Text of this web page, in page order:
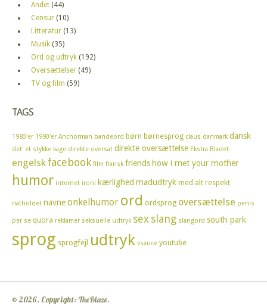
Andet (44)
Censur (10)
Litteratur (13)
Musik (35)
Ord og udtryk (192)
Oversættelser (49)
TV og film (59)
TAGS
1980'er 1990'er Anchorman bandeord børn børnesprog claus danmark dansk
det' et stykke kage direkte oversat direkte oversættelse Ekstra Bladet
engelskfacebook film fransk friends how i met your mother
humor internet ironi kærlighed madudtryk med alt respekt
natholdet navneonkelhumor ord ordsprog oversættelse penis
per se quora reklamer seksuelle udtryk sexslang slangord south park
sprog sprogfejl udtryk vsauce youtube
© 2026. Copyright: TheBlaze.